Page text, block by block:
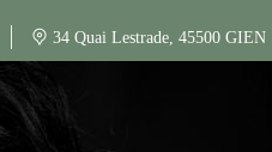
34 Quai Lestrade, 45500 GIEN